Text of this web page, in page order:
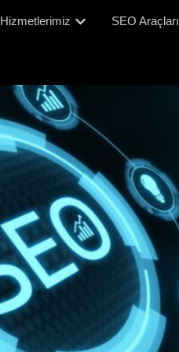
Hizmetlerimiz SEO Araçları